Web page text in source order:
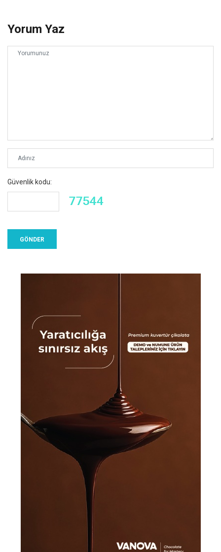
Yorum Yaz
Güvenlik kodu: